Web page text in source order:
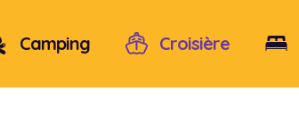
Camping Croisière